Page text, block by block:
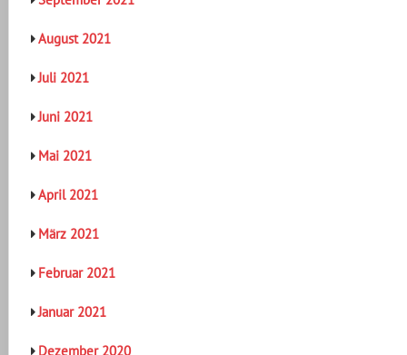
August 2021
Juli 2021
Juni 2021
Mai 2021
April 2021
März 2021
Februar 2021
Januar 2021
Dezember 2020